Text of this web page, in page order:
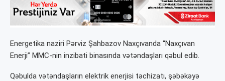
Energetika naziri Pərviz Şahbazov Naxçıvanda “Naxçıvan
Enerji” MMC-nin inzibati binasında vətəndaşları qəbul edib.
Qəbulda vətəndaşların elektrik enerjisi təchizatı, şəbəkəyə